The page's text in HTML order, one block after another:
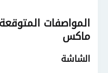
ماكس
الشاشة